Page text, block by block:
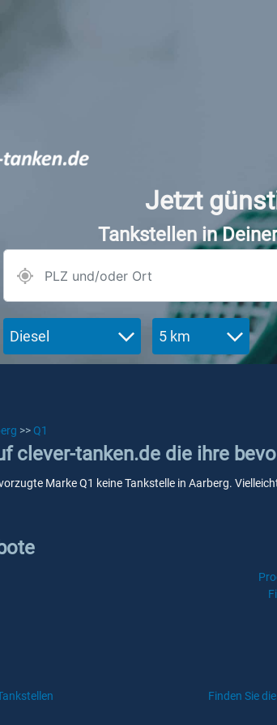
Jetzt
Tankstellen in
Diesel 5 km
>> Q1
clever-tanken.de die ihre
Marke Q1 keine Tankstelle in Aarberg.
Finden Sie